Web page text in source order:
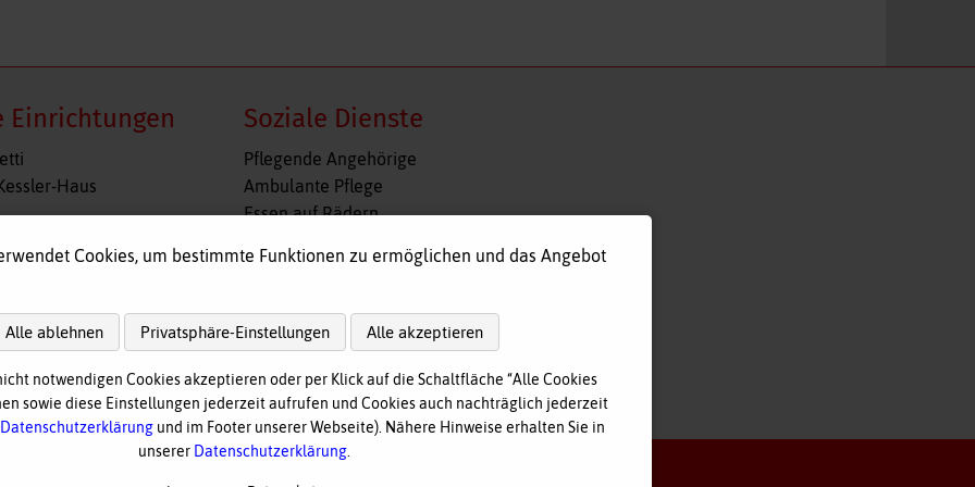
Einrichtungen
Haus
Wohngruppe Obergünzburg
Soziale Dienste
Navigation
überspringen
Pflegende Angehörige
Ambulante Pflege
Essen auf Rädern
Tagespflege
nach oben
Cookies, um bestimmte Funktionen zu ermöglichen und das Angebot
Alle ablehnen Privatsphäre-Einstellungen Alle akzeptieren
notwendigen Cookies akzeptieren oder per Klick auf die Schaltfläche “Alle Cookies
sowie diese Einstellungen jederzeit aufrufen und Cookies auch nachträglich jederzeit
Datenschutzerklärung und im Footer unserer Webseite). Nähere Hinweise erhalten Sie in
unserer Datenschutzerklärung.